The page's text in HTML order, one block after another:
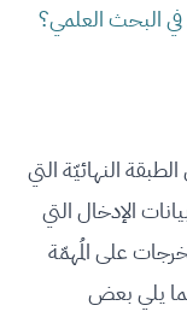
البحث العلمي؟
النهائيّة التي
الإدخال التي
على المُهمّة
يلي بعض